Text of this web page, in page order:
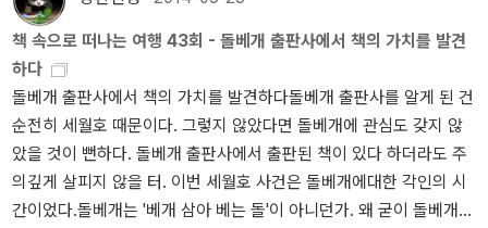
서도 '작은 인간과 역사 속의 그의 삶의 운명'이라는 그녀의 주제 의식
이 고스란히 살아 있다. 히피와 떠돌이 개, 두 다리가 없는 술주정뱅이
상이군인, 결핵 환자, 장님 노인, 정신적인 세계를 추구하는 젊은 청
년, 수학자, 간호사 자매 등 각 작품마다 마주치는 다양한 인물, 성격,
관계들은 하나의 전체적인 군상을 이루고, 그들이 모여 만드는 모자
이크는 그 어느 작품에서도 느낄 수 없는 독창적이고 예술적인 아름
다움을 느끼게 해 준다. 아래가 러시아어판의 표지 가운데 하나다. 1
4. 07. 12.
다>가 오히려 더 많이 팔린듯. - 강준만다작 강준만 선생의
한국사회 비판서 <우리는 왜 이렇게 사는걸까?>가 최신작으로 나왔
다. 올해 낸 책만 기억하기로 한 대여섯권 되는 것 같다. 거기에 <한국
인과 영어>, <우리도 몰랐던 우리문화>가 끼어있다. 세 권이 그의 가
장 최신작이다. - 강신주철학자 강신주의 <매달린 절벽에서
손을 뗄 수 있는가?>가 나온다. 불교사상을 끌어다 쓴 철학서인데 대
중적으로 다가갈 수 있을지는 의문이다. 뭐 그런거 생각안하고 책쓰
는 사람이긴 하다. 강신주 저서들을 읽기 전에 <강신주의 맨얼굴의
책 속으로 떠나는 여행 43회 - 돌베개 출판사에서 책의 가치를 발견
하다
돌베개 출판사에서 책의 가치를 발견하다돌베개 출판사를 알게 된 건
순전히 세월호 때문이다. 그렇지 않았다면 돌베개에 관심도 갖지 않
았을 것이 뻔하다. 돌베개 출판사에서 출판된 책이 있다 하더라도 주
의깊게 살피지 않을 터. 이번 세월호 사건은 돌베개에대한 각인의 시
간이었다.돌베개는 '베개 삼아 베는 돌'이 아니던가. 왜 굳이 돌베개일